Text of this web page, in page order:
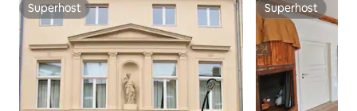
Superhost
Superhost Superhost
Superhost